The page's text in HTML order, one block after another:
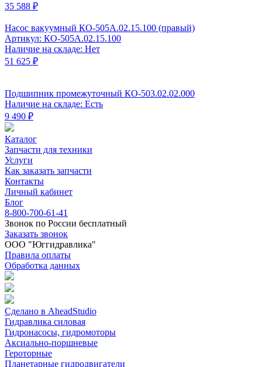
35 588 ₽
Насос вакуумный КО-505А.02.15.100 (правый)
Артикул: КО-505А.02.15.100
Наличие на складе: Нет
51 625 ₽
Подшипник промежуточный КО-503.02.02.000
Наличие на складе: Есть
9 490 ₽
Каталог
Запчасти для техники
Услуги
Как заказать запчасти
Контакты
Личный кабинет
Блог
8-800-700-61-41
Звонок по России бесплатный
Заказать звонок
ООО "Юггидравлика"
Правила оплаты
Обработка данных
Сделано в AheadStudio
Гидравлика силовая
Гидронасосы, гидромоторы
Аксиально-поршневые
Героторные
Планетарные гидродвигатели